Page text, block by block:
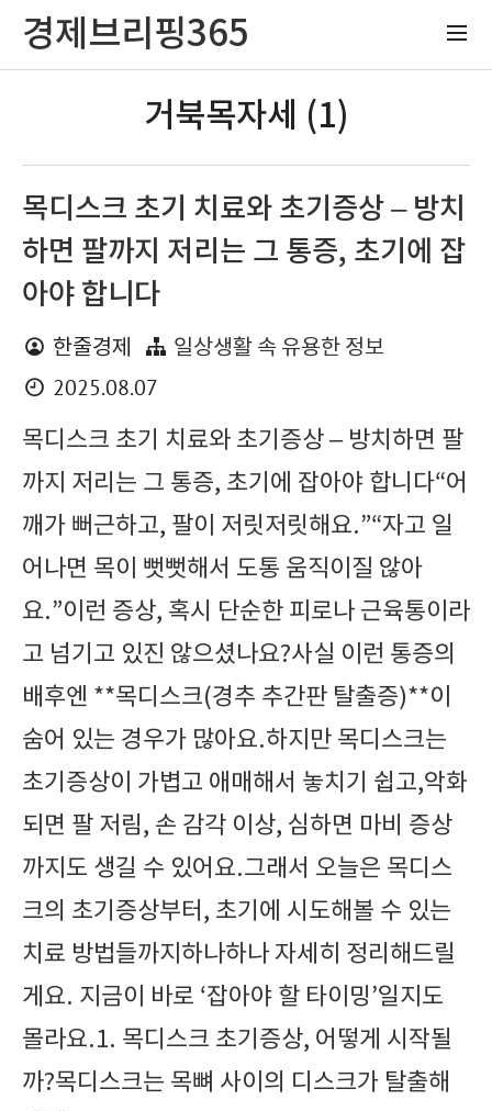
경제브리핑365
거북목자세 (1)
목디스크 초기 치료와 초기증상 – 방치
하면 팔까지 저리는 그 통증, 초기에 잡
아야 합니다
한줄경제 일상생활 속 유용한 정보
2025.08.07
목디스크 초기 치료와 초기증상 – 방치하면 팔
까지 저리는 그 통증, 초기에 잡아야 합니다“어
깨가 뻐근하고, 팔이 저릿저릿해요.”“자고 일
어나면 목이 뻣뻣해서 도통 움직이질 않아
요.”이런 증상, 혹시 단순한 피로나 근육통이라
고 넘기고 있진 않으셨나요?사실 이런 통증의
배후엔 **목디스크(경추 추간판 탈출증)**이
숨어 있는 경우가 많아요.하지만 목디스크는
초기증상이 가볍고 애매해서 놓치기 쉽고,악화
되면 팔 저림, 손 감각 이상, 심하면 마비 증상
까지도 생길 수 있어요.그래서 오늘은 목디스
크의 초기증상부터, 초기에 시도해볼 수 있는
치료 방법들까지하나하나 자세히 정리해드릴
게요. 지금이 바로 ‘잡아야 할 타이밍’일지도
몰라요.1. 목디스크 초기증상, 어떻게 시작될
까?목디스크는 목뼈 사이의 디스크가 탈출해